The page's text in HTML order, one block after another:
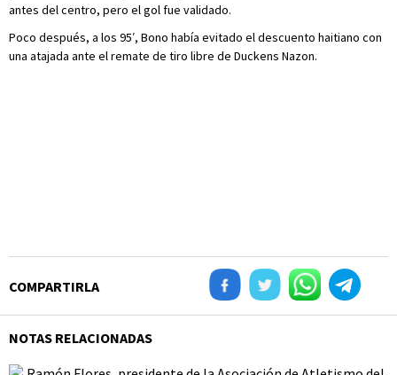
antes del centro, pero el gol fue validado.
Poco después, a los 95′, Bono había evitado el descuento haitiano con
una atajada ante el remate de tiro libre de Duckens Nazon.
COMPARTIRLA
NOTAS RELACIONADAS